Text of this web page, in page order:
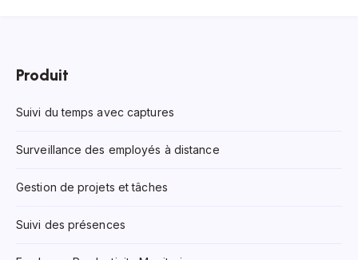
Produit
Suivi du temps avec captures
Surveillance des employés à distance
Gestion de projets et tâches
Suivi des présences